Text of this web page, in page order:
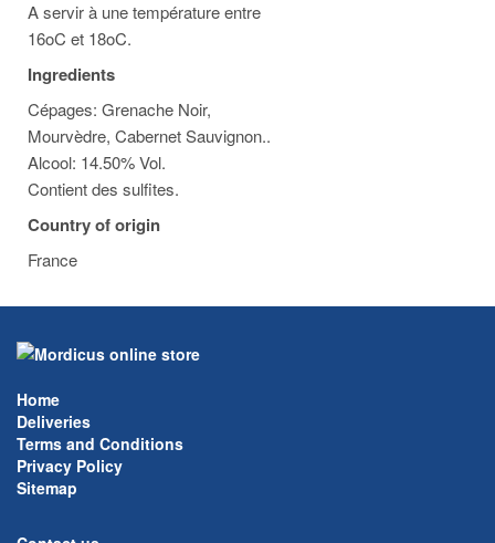
A servir à une température entre
16oC et 18oC.
Ingredients
Cépages: Grenache Noir,
Mourvèdre, Cabernet Sauvignon..
Alcool: 14.50% Vol.
Contient des sulfites.
Country of origin
France
Home
Deliveries
Terms and Conditions
Privacy Policy
Sitemap